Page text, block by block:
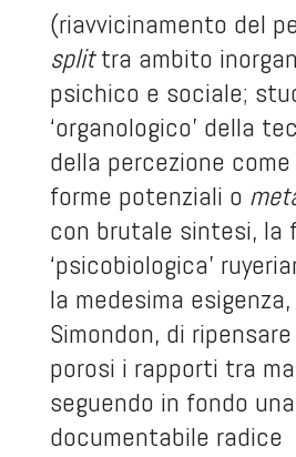
(riavvicinamento del
splittra ambito
psichico e sociale;
‘organologico’ della
della percezione
forme potenziali o
con brutale sintesi, la
‘psicobiologica’
la medesima
Simondon, di
porosi i rapporti tra
seguendo in fondo
documentabile radice